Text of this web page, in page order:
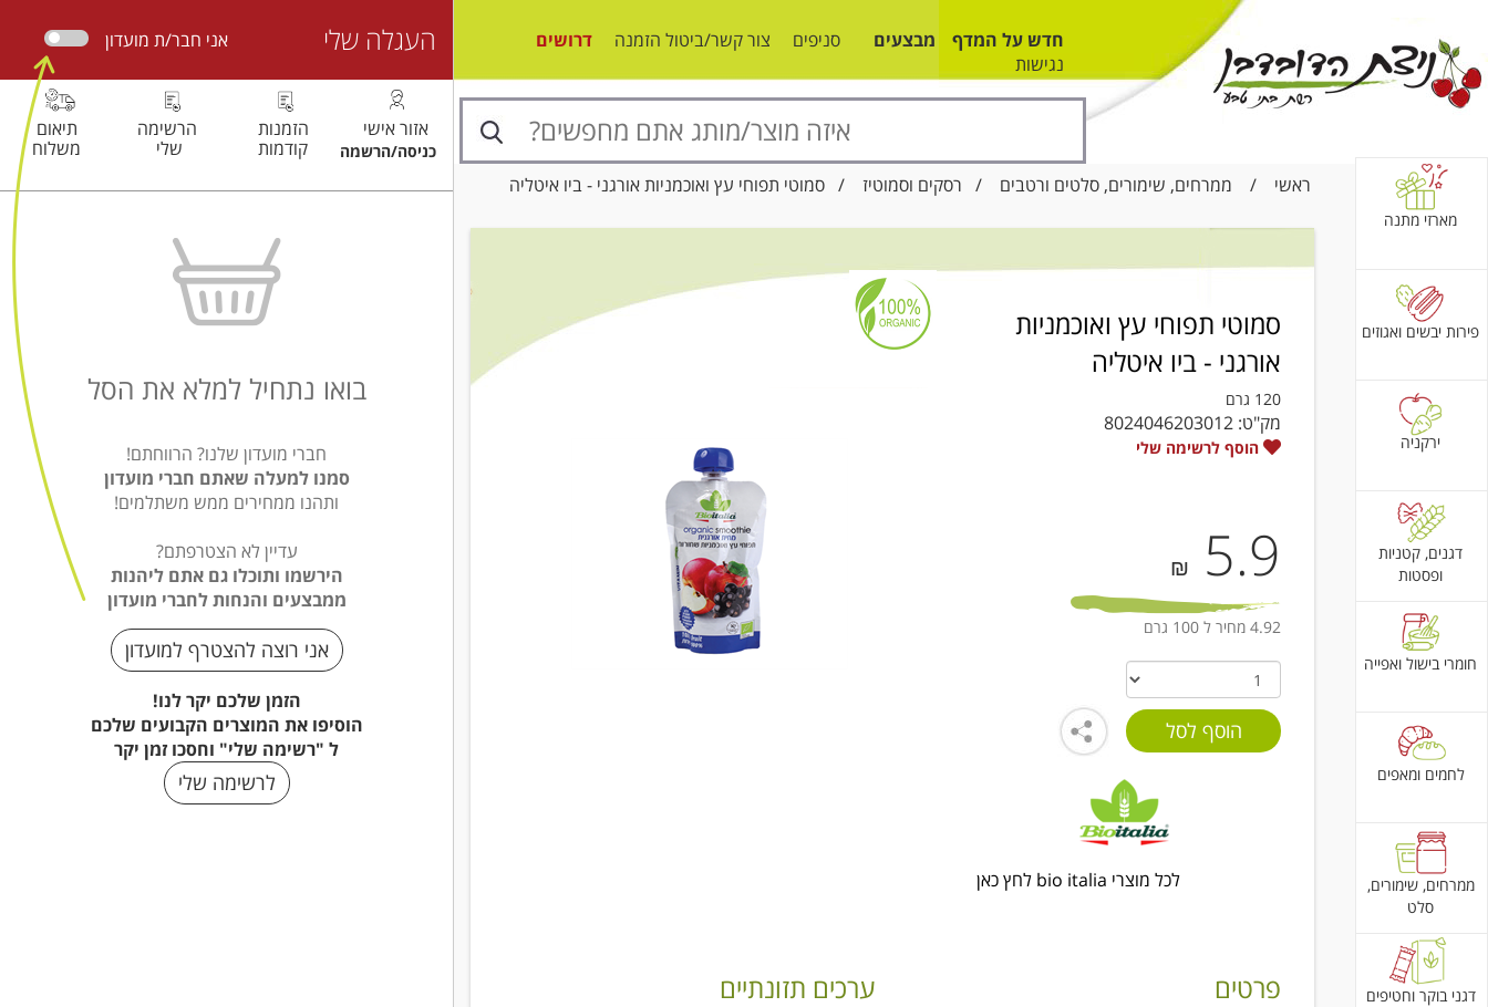
חדש על המדף מבצעים סניפים צור קשר/ביטול הזמנה
דרושים
נגישות
ראשי / ממרחים, שימורים, סלטים ורטבים / רסקים וסמוטיז / סמוטי תפוחי עץ ואוכמניות אורגני - ביו איטליה
מארזי מתנה
פירות יבשים ואגוזים
ירקניה
דגנים, קטניות
ופסטות
חומרי בישול ואפייה
לחמים ומאפים
ממרחים, שימורים,
סלט
דגני בוקר וחטיפים
סמוטי תפוחי עץ ואוכמניות
אורגני - ביו איטליה
120 גרם
מק"ט: 8024046203012
הוסף לרשימה שלי
5.9
₪
4.92 מחיר ל 100 גרם
לכל מוצרי bio italia לחץ כאן
פרטים ערכים תזונתיים